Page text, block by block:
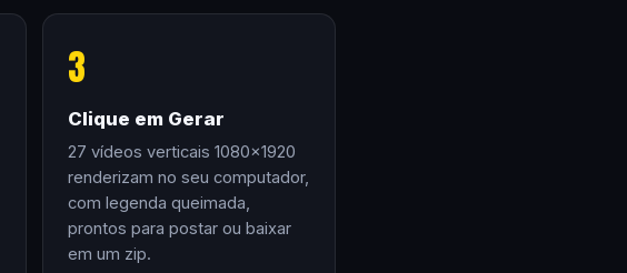
3
Clique em Gerar
27 vídeos verticais 1080×1920
renderizam no seu computador,
com legenda queimada,
prontos para postar ou baixar
em um zip.